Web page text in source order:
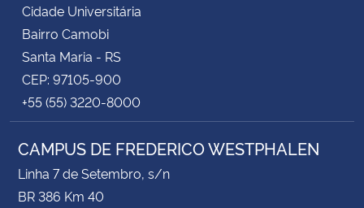
Cidade Universitária
Bairro Camobi
Santa Maria - RS
CEP: 97105-900
+55 (55) 3220-8000
CAMPUS DE FREDERICO WESTPHALEN
Linha 7 de Setembro, s/n
BR 386 Km 40